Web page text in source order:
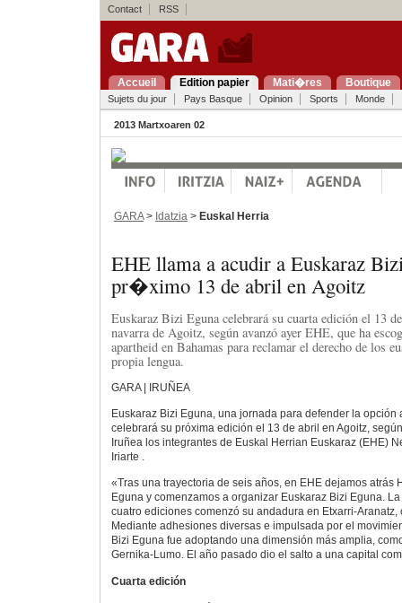
Contact RSS
Accueil Edition papier Mati�res Boutique
Sujets du jour Pays Basque Opinion Sports Monde
2013 Martxoaren 02
GARA> Idatzia > Euskal Herria
EHE llama a acudir a Euskaraz
pr�ximo 13 de abril en Agoitz
Euskaraz Bizi Eguna celebrará su cuarta edición el 13
navarra de Agoitz, según avanzó ayer EHE, que ha
apartheid en Bahamas para reclamar el derecho de los
propia lengua.
GARA | IRUÑEA
Euskaraz Bizi Eguna, una jornada para defender la opción
celebrará su próxima edición el 13 de abril en Agoitz,
Iruñea los integrantes de Euskal Herrian Euskaraz (EHE)
Iriarte .
«Tras una trayectoria de seis años, en EHE dejamos atrás
Eguna y comenzamos a organizar Euskaraz Bizi Eguna.
cuatro ediciones comenzó su andadura en Etxarri-Aranatz,
Mediante adhesiones diversas e impulsada por el
Bizi Eguna fue adoptando una dimensión más amplia,
Gernika-Lumo. El año pasado dio el salto a una capital
Cuarta edición